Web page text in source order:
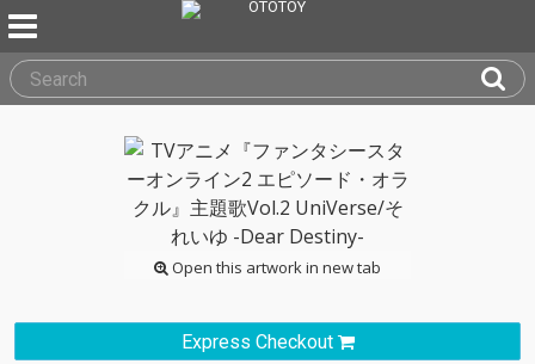
Open this artwork in new tab
Express Checkout